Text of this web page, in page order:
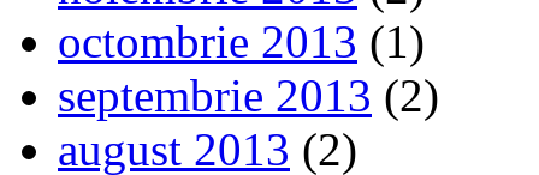
octombrie 2013 (1)
septembrie 2013 (2)
august 2013 (2)